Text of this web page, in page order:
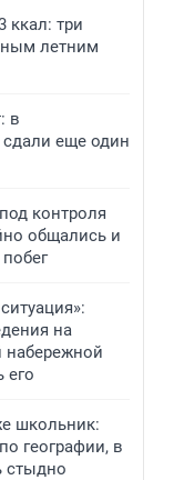
ккал: три
летним
в
еще один
контроля
общались и
на
набережной
его
школьник:
географии, в
стыдно